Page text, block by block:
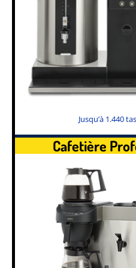
Jusqu’à 1.440
Cafetière